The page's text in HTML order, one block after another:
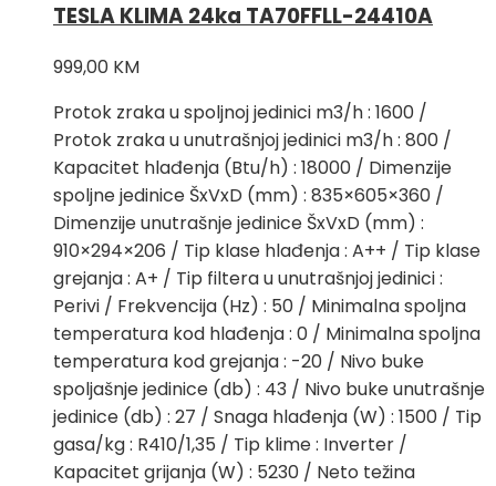
TESLA KLIMA 24ka TA70FFLL-24410A
999,00 KM
Protok zraka u spoljnoj jedinici m3/h : 1600 /
Protok zraka u unutrašnjoj jedinici m3/h : 800 /
Kapacitet hlađenja (Btu/h) : 18000 / Dimenzije
spoljne jedinice ŠxVxD (mm) : 835×605×360 /
Dimenzije unutrašnje jedinice ŠxVxD (mm) :
910×294×206 / Tip klase hlađenja : A++ / Tip klase
grejanja : A+ / Tip filtera u unutrašnjoj jedinici :
Perivi / Frekvencija (Hz) : 50 / Minimalna spoljna
temperatura kod hlađenja : 0 / Minimalna spoljna
temperatura kod grejanja : -20 / Nivo buke
spoljašnje jedinice (db) : 43 / Nivo buke unutrašnje
jedinice (db) : 27 / Snaga hlađenja (W) : 1500 / Tip
gasa/kg : R410/1,35 / Tip klime : Inverter /
Kapacitet grijanja (W) : 5230 / Neto težina